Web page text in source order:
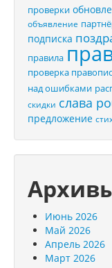
проверки
объявление
подписка
правила
проверка
над ошибками
скидки слава
предложение
Июнь 2026
Май 2026
Апрель 2026
Март 2026